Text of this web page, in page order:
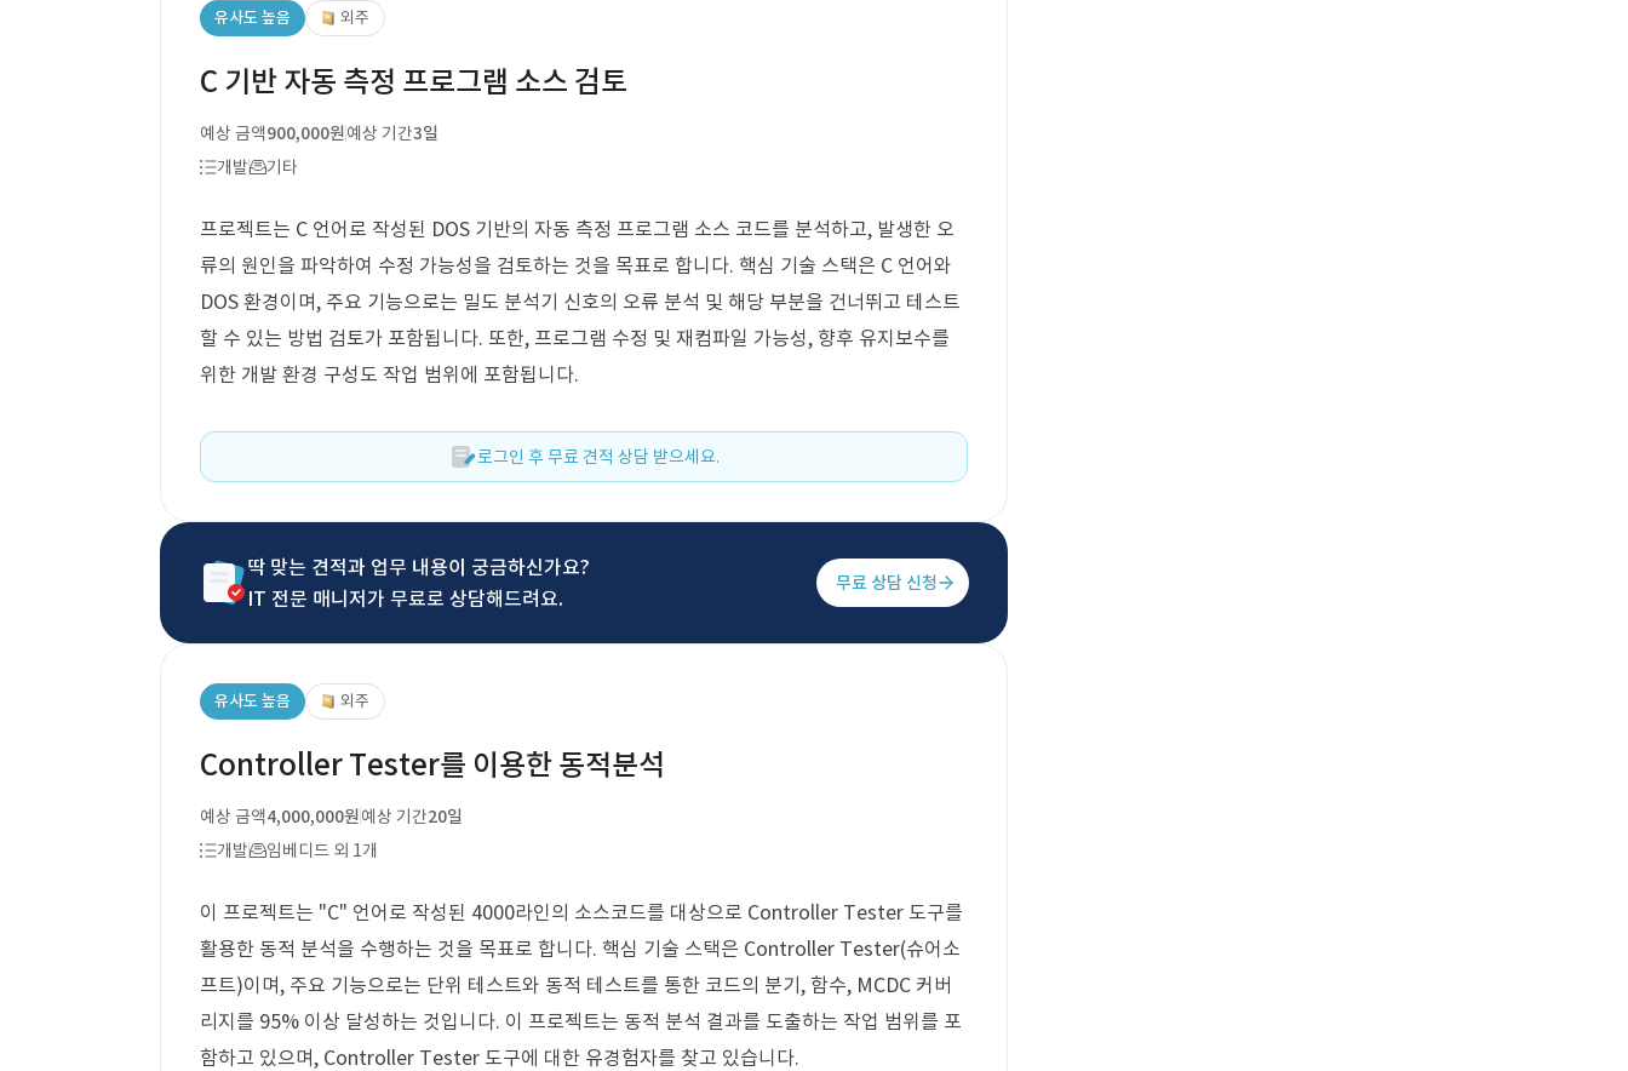
유사도 높음 외주
C 기반 자동 측정 프로그램 소스 검토
예상 금액900,000원예상 기간3일
개발
기타
프로젝트는 C 언어로 작성된 DOS 기반의 자동 측정 프로그램 소스 코드를 분석하고, 발생한 오
류의 원인을 파악하여 수정 가능성을 검토하는 것을 목표로 합니다. 핵심 기술 스택은 C 언어와
DOS 환경이며, 주요 기능으로는 밀도 분석기 신호의 오류 분석 및 해당 부분을 건너뛰고 테스트
할 수 있는 방법 검토가 포함됩니다. 또한, 프로그램 수정 및 재컴파일 가능성, 향후 유지보수를
위한 개발 환경 구성도 작업 범위에 포함됩니다.
로그인 후 무료 견적 상담 받으세요.
딱 맞는 견적과 업무 내용이 궁금하신가요?
IT 전문 매니저가 무료로 상담해드려요.
무료 상담 신청
유사도 높음 외주
Controller Tester를 이용한 동적분석
예상 금액4,000,000원예상 기간20일
개발
임베디드 외 1개
이 프로젝트는 "C" 언어로 작성된 4000라인의 소스코드를 대상으로 Controller Tester 도구를
활용한 동적 분석을 수행하는 것을 목표로 합니다. 핵심 기술 스택은 Controller Tester(슈어소
프트)이며, 주요 기능으로는 단위 테스트와 동적 테스트를 통한 코드의 분기, 함수, MCDC 커버
리지를 95% 이상 달성하는 것입니다. 이 프로젝트는 동적 분석 결과를 도출하는 작업 범위를 포
함하고 있으며, Controller Tester 도구에 대한 유경험자를 찾고 있습니다.